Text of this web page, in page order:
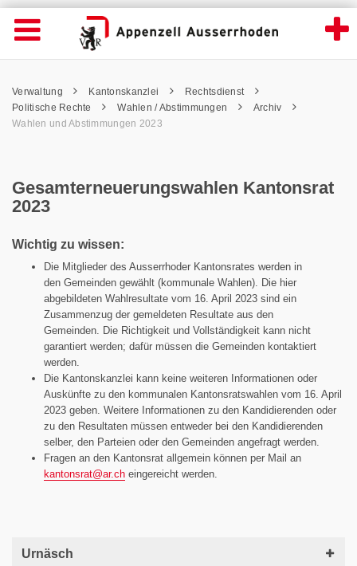
Gesamterneuerungswahlen Kantonsrat
Wichtige
Seiten
Home
Inhalt
Kontakt
Sitemap
Navigation öffnen
Inhalt
Pfadnavigation
Verwaltung Kantonskanzlei
Rechtsdienst
Politische Rechte
Wahlen / Abstimmungen
Archiv
Wahlen und Abstimmungen 2023
Gesamterneuerungswahlen Kantonsrat
2023
Wichtig zu wissen:
Die Mitglieder des Ausserrhoder Kantonsrates werden in
den Gemeinden gewählt (kommunale Wahlen). Die hier
abgebildeten Wahlresultate vom 16. April 2023 sind ein
Zusammenzug der gemeldeten Resultate aus den
Gemeinden. Die Richtigkeit und Vollständigkeit kann nicht
garantiert werden; dafür müssen die Gemeinden kontaktiert
werden.
Die Kantonskanzlei kann keine weiteren Informationen oder
Auskünfte zu den kommunalen Kantonsratswahlen vom 16. April
2023 geben. Weitere Informationen zu den Kandidierenden oder
zu den Resultaten müssen entweder bei den Kandidierenden
selber, den Parteien oder den Gemeinden angefragt werden.
Fragen an den Kantonsrat allgemein können per Mail an
kantonsrat@ar.ch eingereicht werden.
Urnäsch